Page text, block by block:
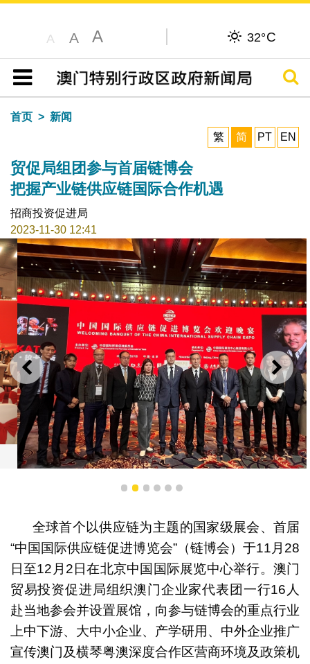
A A A 32°C
目录
搜寻
首页
新闻
繁
简 PT EN
贸促局组团参与首届链博会
把握产业链供应链国际合作机遇
招商投资促进局
2023-11-30 12:41
上一则 下一
中国国际贸易促进委员会任鸿斌会长与澳门企业家代表团
1 2 3 4 5 6
全球首个以供应链为主题的国家级展会、首届
“中国国际供应链促进博览会”（链博会）于11月28
日至12月2日在北京中国国际展览中心举行。澳门
贸易投资促进局组织澳门企业家代表团一行16人
赴当地参会并设置展馆，向参与链博会的重点行业
上中下游、大中小企业、产学研用、中外企业推广
宣传澳门及横琴粤澳深度合作区营商环境及政策机